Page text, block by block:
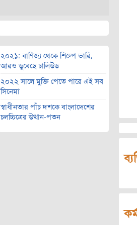
২০২১: বাণিজ্য থেকে শিল্পে ভারি,
আরও ডুবেছে ঢালিউড
২০২২ সালে মুক্তি পেতে পারে এই সব
সিনেমা
স্বাধীনতার পাঁচ দশকে বাংলাদেশের
চলচ্চিত্রের উত্থান-পতন